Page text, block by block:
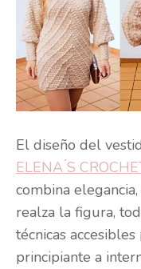
El diseño del
ELENA ́S
combina
realza la figura,
técnicas
principiante a